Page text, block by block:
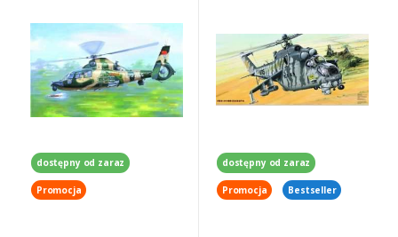
dostępny od zaraz
Promocja
dostępny od zaraz
Promocja Bestseller